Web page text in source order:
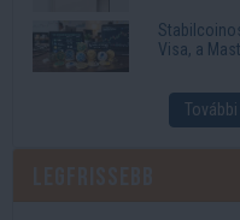
Visa, a